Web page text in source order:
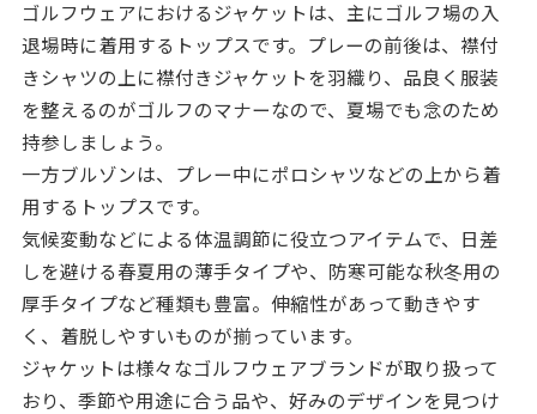
ゴルフウェアにおけるジャケットは、主にゴルフ場の入
退場時に着用するトップスです。プレーの前後は、襟付
きシャツの上に襟付きジャケットを羽織り、品良く服装
を整えるのがゴルフのマナーなので、夏場でも念のため
持参しましょう。
一方ブルゾンは、プレー中にポロシャツなどの上から着
用するトップスです。
気候変動などによる体温調節に役立つアイテムで、日差
しを避ける春夏用の薄手タイプや、防寒可能な秋冬用の
厚手タイプなど種類も豊富。伸縮性があって動きやす
く、着脱しやすいものが揃っています。
ジャケットは様々なゴルフウェアブランドが取り扱って
おり、季節や用途に合う品や、好みのデザインを見つけ